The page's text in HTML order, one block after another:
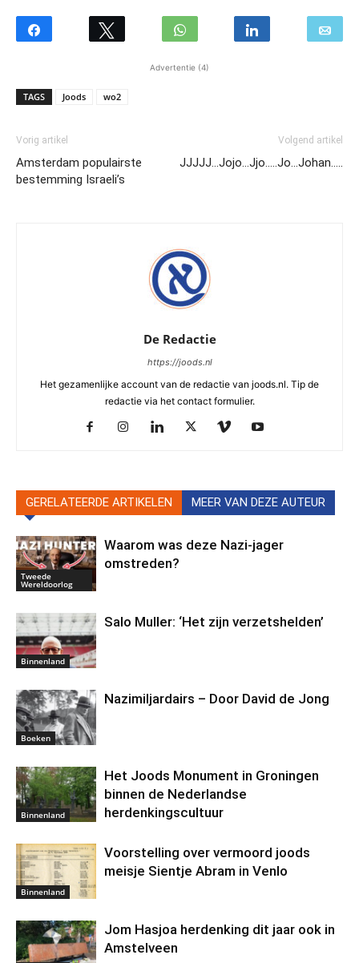
Advertentie (4)
TAGS Joods wo2
Vorig artikel
Amsterdam populairste
bestemming Israeli’s
Volgend artikel
JJJJJ…Jojo…Jjo…..Jo…Johan…..
De Redactie
https://joods.nl
Het gezamenlijke account van de redactie van joods.nl. Tip de
redactie via het contact formulier.
GERELATEERDE ARTIKELEN MEER VAN DEZE AUTEUR
Tweede
Wereldoorlog
Waarom was deze Nazi-jager
omstreden?
Binnenland
Salo Muller: ‘Het zijn verzetshelden’
Boeken
Nazimiljardairs – Door David de Jong
Binnenland
Het Joods Monument in Groningen
binnen de Nederlandse
herdenkingscultuur
Binnenland
Voorstelling over vermoord joods
meisje Sientje Abram in Venlo
Jom Hasjoa herdenking dit jaar ook in
Amstelveen